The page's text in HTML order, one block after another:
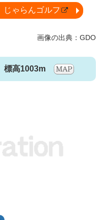
じゃらんゴルフ
標高1003m